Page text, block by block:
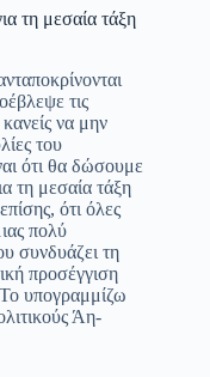
τη μεσαία τάξη
τις
να μην
του
ότι θα δώσουμε
τη μεσαία τάξη
ότι όλες
πολύ
συνδυάζει τη
προσέγγιση
υπογραμμίζω
Άη-